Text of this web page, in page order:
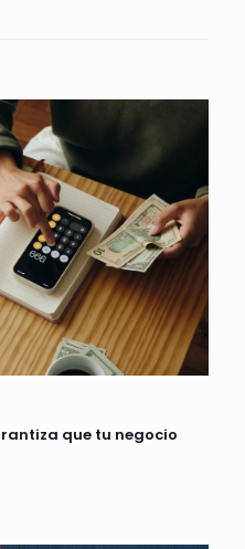
que tu negocio